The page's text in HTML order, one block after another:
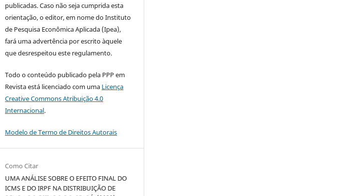
publicadas. Caso não seja cumprida esta
orientação, o editor, em nome do Instituto
de Pesquisa Econômica Aplicada (Ipea),
fará uma advertência por escrito àquele
que desrespeitou este regulamento.
Todo o conteúdo publicado pela PPP em
Revista está licenciado com uma Licença
Creative Commons Atribuição 4.0
Internacional.
Modelo de Termo de Direitos Autorais
Como Citar
UMA ANÁLISE SOBRE O EFEITO FINAL DO
ICMS E DO IRPF NA DISTRIBUIÇÃO DE